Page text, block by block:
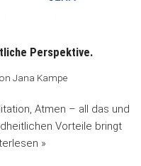
Perspektive.
Jana Kampe
Atmen – all das und
Vorteile bringt
»